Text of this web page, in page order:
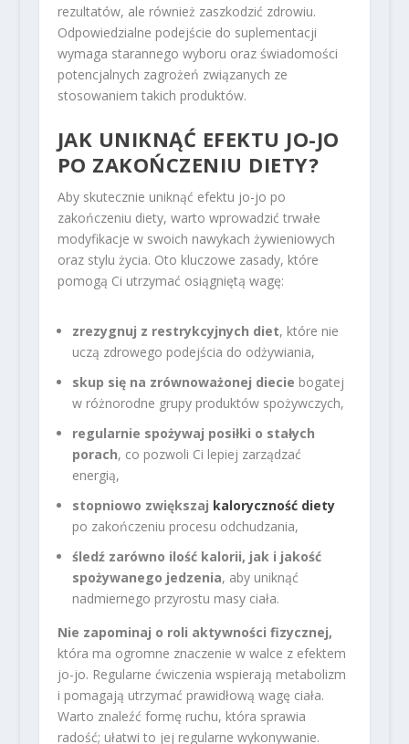
rezultatów, ale również zaszkodzić zdrowiu.
Odpowiedzialne podejście do suplementacji
wymaga starannego wyboru oraz świadomości
potencjalnych zagrożeń związanych ze
stosowaniem takich produktów.
JAK UNIKNĄĆ EFEKTU JO-JO
PO ZAKOŃCZENIU DIETY?
Aby skutecznie uniknąć efektu jo-jo po
zakończeniu diety, warto wprowadzić trwałe
modyfikacje w swoich nawykach żywieniowych
oraz stylu życia. Oto kluczowe zasady, które
pomogą Ci utrzymać osiągniętą wagę:
zrezygnuj z restrykcyjnych diet, które nie
uczą zdrowego podejścia do odżywiania,
skup się na zrównoważonej diecie bogatej
w różnorodne grupy produktów spożywczych,
regularnie spożywaj posiłki o stałych
porach, co pozwoli Ci lepiej zarządzać
energią,
stopniowo zwiększaj kaloryczność diety
po zakończeniu procesu odchudzania,
śledź zarówno ilość kalorii, jak i jakość
spożywanego jedzenia, aby uniknąć
nadmiernego przyrostu masy ciała.
Nie zapominaj o roli aktywności fizycznej,
która ma ogromne znaczenie w walce z efektem
jo-jo. Regularne ćwiczenia wspierają metabolizm
i pomagają utrzymać prawidłową wagę ciała.
Warto znaleźć formę ruchu, która sprawia
radość; ułatwi to jej regularne wykonywanie.